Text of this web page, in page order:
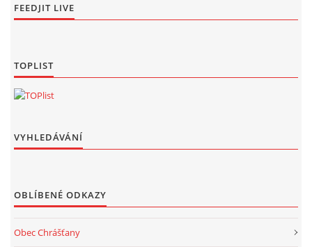
FEEDJIT LIVE
TOPLIST
VYHLEDÁVÁNÍ
OBLÍBENÉ ODKAZY
Obec Chrášťany